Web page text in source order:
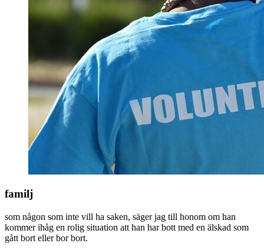
familj
som någon som inte vill ha saken, säger jag till honom om han
kommer ihåg en rolig situation att han har bott med en älskad som
gått bort eller bor bort.